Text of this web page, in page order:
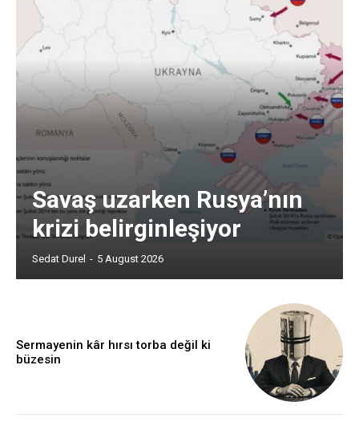
Savaş uzarken Rusya’nın
krizi belirginleşiyor
Sedat Durel - 5 August 2026
Sermayenin kâr hırsı torba değil ki
büzesin